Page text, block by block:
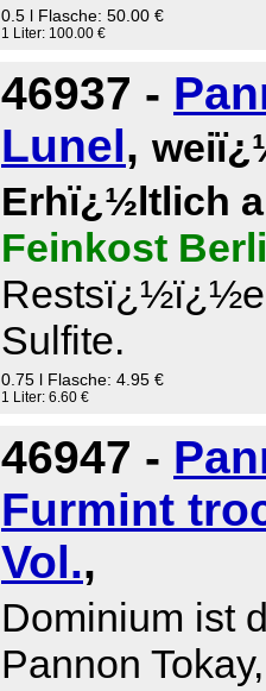
0.5 l Flasche: 50.00 €
1 Liter: 100.00 €
46937 -
Lunel,
Erhï¿½ltlich
Feinkost
Sulfite.
0.75 l Flasche: 4.95 €
1 Liter: 6.60 €
46947 -
Furmint
Vol.,
Dominium ist
Pannon